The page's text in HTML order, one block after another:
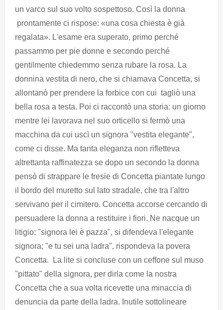
un varco sul suo volto sospettoso. Così la donna
prontamente ci rispose: «una cosa chiesta è già
regalata». L'esame era superato, primo perché
passammo per pie donne e secondo perché
gentilmente chiedemmo senza rubare la rosa. La
donnina vestita di nero, che si chiamava Concetta, si
allontanò per prendere la forbice con cui tagliò una
bella rosa a testa. Poi ci raccontò una storia: un giorno
mentre lei lavorava nel suo orticello si fermò una
macchina da cui uscì un signora "vestita elegante",
come ci disse. Ma tanta eleganza non rifletteva
altrettanta raffinatezza se dopo un secondo la donna
pensò di strappare le fresie di Concetta piantate lungo
il bordo del muretto sul lato stradale, che tra l'altro
servivano per il cimitero. Concetta accorse cercando di
persuadere la donna a restituire i fiori. Ne nacque un
litigio: "signora lei è pazza", si difendeva l'elegante
signora; "e tu sei una ladra", rispondeva la povera
Concetta. La lite si concluse con un ceffone sul muso
"pittato" della signora, per dirla come la nostra
Concetta che a sua volta ricevette una minaccia di
denuncia da parte della ladra. Inutile sottolineare